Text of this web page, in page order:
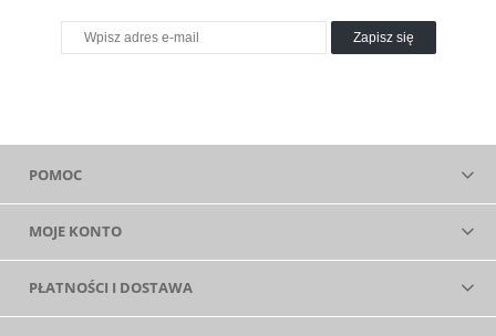
Zapisz się
POMOC
MOJE KONTO
PŁATNOŚCI I DOSTAWA